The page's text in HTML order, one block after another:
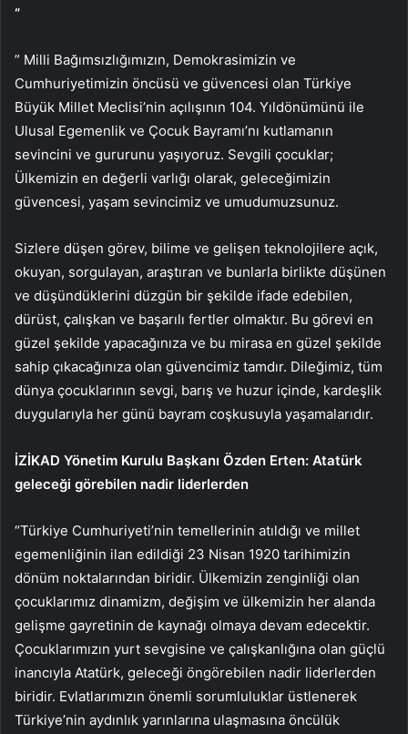
“
” Milli Bağımsızlığımızın, Demokrasimizin ve
Cumhuriyetimizin öncüsü ve güvencesi olan Türkiye
Büyük Millet Meclisi’nin açılışının 104. Yıldönümünü ile
Ulusal Egemenlik ve Çocuk Bayramı’nı kutlamanın
sevincini ve gururunu yaşıyoruz. Sevgili çocuklar;
Ülkemizin en değerli varlığı olarak, geleceğimizin
güvencesi, yaşam sevincimiz ve umudumuzsunuz.
Sizlere düşen görev, bilime ve gelişen teknolojilere açık,
okuyan, sorgulayan, araştıran ve bunlarla birlikte düşünen
ve düşündüklerini düzgün bir şekilde ifade edebilen,
dürüst, çalışkan ve başarılı fertler olmaktır. Bu görevi en
güzel şekilde yapacağınıza ve bu mirasa en güzel şekilde
sahip çıkacağınıza olan güvencimiz tamdır. Dileğimiz, tüm
dünya çocuklarının sevgi, barış ve huzur içinde, kardeşlik
duygularıyla her günü bayram coşkusuyla yaşamalarıdır.
İZİKAD Yönetim Kurulu Başkanı Özden Erten: Atatürk
geleceği görebilen nadir liderlerden
“Türkiye Cumhuriyeti’nin temellerinin atıldığı ve millet
egemenliğinin ilan edildiği 23 Nisan 1920 tarihimizin
dönüm noktalarından biridir. Ülkemizin zenginliği olan
çocuklarımız dinamizm, değişim ve ülkemizin her alanda
gelişme gayretinin de kaynağı olmaya devam edecektir.
Çocuklarımızın yurt sevgisine ve çalışkanlığına olan güçlü
inancıyla Atatürk, geleceği öngörebilen nadir liderlerden
biridir. Evlatlarımızın önemli sorumluluklar üstlenerek
Türkiye’nin aydınlık yarınlarına ulaşmasına öncülük